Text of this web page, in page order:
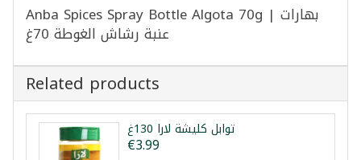
Anba Spices Spray Bottle Algota 70g | بهارات
عنبة رشاش الغوطة 70غ
Related products
توابل كليشة لارا 130غ
€3.99